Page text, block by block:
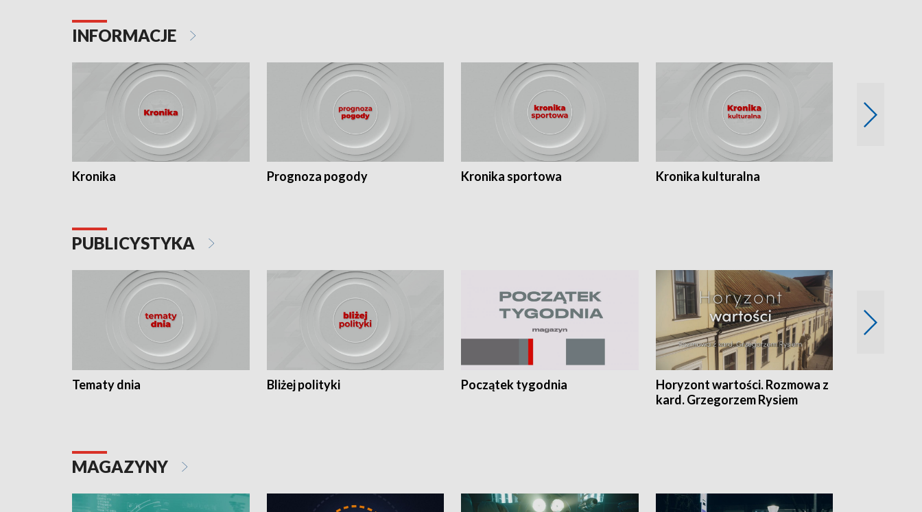
INFORMACJE
Kronika Prognoza pogody Kronika sportowa Kronika kulturalna
PUBLICYSTYKA
Tematy dnia Bliżej polityki Początek tygodnia
Horyzont wartości. Rozmowa z
kard. Grzegorzem Rysiem
MAGAZYNY